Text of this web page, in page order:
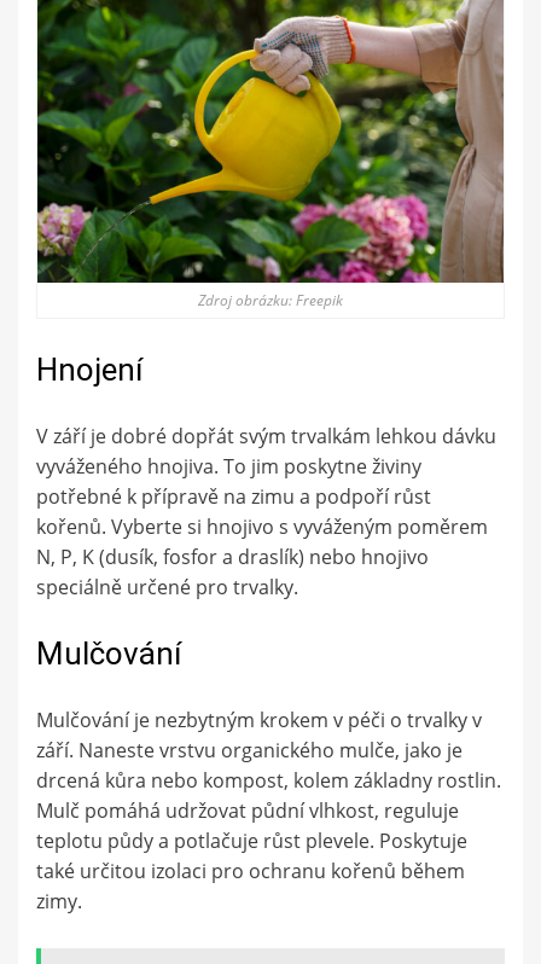
Zdroj obrázku: Freepik
Hnojení
V září je dobré dopřát svým trvalkám lehkou dávku
vyváženého hnojiva. To jim poskytne živiny
potřebné k přípravě na zimu a podpoří růst
kořenů. Vyberte si hnojivo s vyváženým poměrem
N, P, K (dusík, fosfor a draslík) nebo hnojivo
speciálně určené pro trvalky.
Mulčování
Mulčování je nezbytným krokem v péči o trvalky v
září. Naneste vrstvu organického mulče, jako je
drcená kůra nebo kompost, kolem základny rostlin.
Mulč pomáhá udržovat půdní vlhkost, reguluje
teplotu půdy a potlačuje růst plevele. Poskytuje
také určitou izolaci pro ochranu kořenů během
zimy.